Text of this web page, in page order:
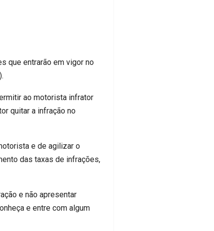
que entrarão em vigor no
ao motorista infrator
quitar a infração no
e de agilizar o
das taxas de infrações,
e não apresentar
e entre com algum